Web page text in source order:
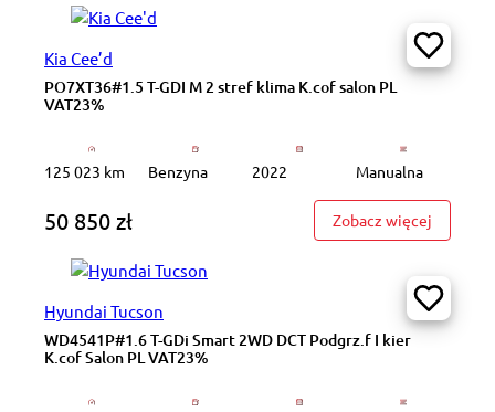
Kia Cee’d
PO7XT36#1.5 T-GDI M 2 stref klima K.cof salon PL
VAT23%
125 023 km Benzyna 2022 Manualna
50 850 zł Zobacz więcej
Hyundai Tucson
WD4541P#1.6 T-GDi Smart 2WD DCT Podgrz.f I kier
K.cof Salon PL VAT23%